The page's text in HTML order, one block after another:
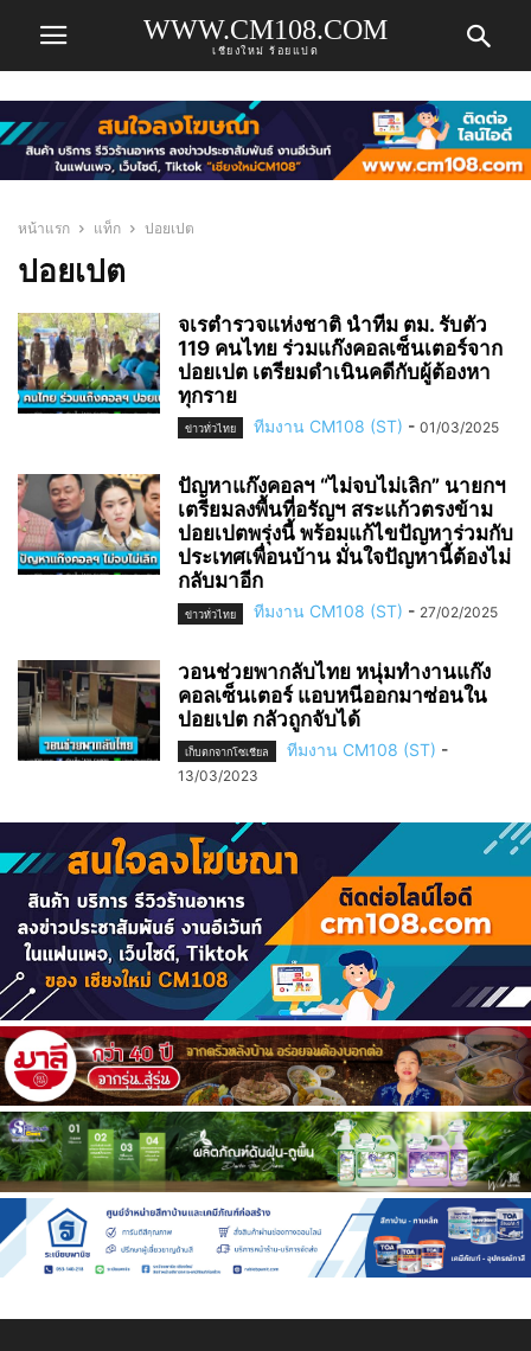
WWW.CM108.COM
เชียงใหม่ ร้อยแปด
หน้าแรก แท็ก ปอยเปต
ปอยเปต
จเรตำรวจแห่งชาติ นำทีม ตม. รับตัว
119 คนไทย ร่วมแก๊งคอลเซ็นเตอร์จาก
ปอยเปต เตรียมดำเนินคดีกับผู้ต้องหา
ทุกราย
ข่าวทั่วไทย ทีมงาน CM108 (ST) - 01/03/2025
ปัญหาแก๊งคอลฯ “ไม่จบไม่เลิก” นายกฯ
เตรียมลงพื้นที่อรัญฯ สระแก้วตรงข้าม
ปอยเปตพรุ่งนี้ พร้อมแก้ไขปัญหาร่วมกับ
ประเทศเพื่อนบ้าน มั่นใจปัญหานี้ต้องไม่
กลับมาอีก
ข่าวทั่วไทย ทีมงาน CM108 (ST) - 27/02/2025
วอนช่วยพากลับไทย หนุ่มทำงานแก๊ง
คอลเซ็นเตอร์ แอบหนีออกมาซ่อนใน
ปอยเปต กลัวถูกจับได้
เก็บตกจากโซเชียล ทีมงาน CM108 (ST) -
13/03/2023